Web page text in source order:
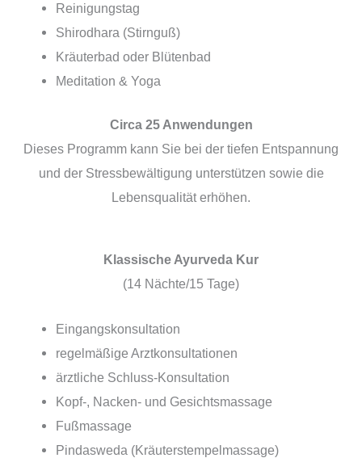
Reinigungstag
Shirodhara (Stirnguß)
Kräuterbad oder Blütenbad
Meditation & Yoga
Circa 25 Anwendungen
Dieses Programm kann Sie bei der tiefen Entspannung
und der Stressbewältigung unterstützen sowie die
Lebensqualität erhöhen.
Klassische Ayurveda Kur
(14 Nächte/15 Tage)
Eingangskonsultation
regelmäßige Arztkonsultationen
ärztliche Schluss-Konsultation
Kopf-, Nacken- und Gesichtsmassage
Fußmassage
Pindasweda (Kräuterstempelmassage)